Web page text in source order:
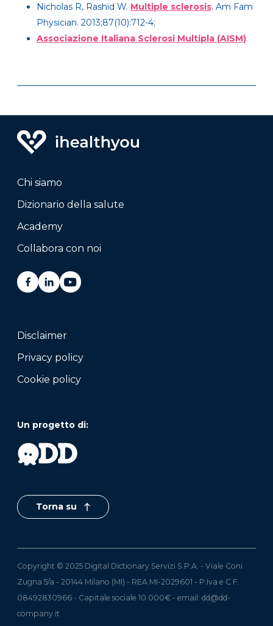
Nicholas R, Rashid W. Multiple sclerosis. Am Fam
Physician. 2013;87(10):712-4;
Associazione Italiana Sclerosi Multipla (AISM)
Chi siamo
Dizionario della salute
Academy
Collabora con noi
Disclaimer
Privacy policy
Cookie policy
Un progetto di:
Torna su
Copyright © 2025 Digital Dictionary Servizi S.P.A. - Viale Coni
Zugna 5/a - 20144 Milano (MI) - REA MI-2029601 - P.Iva e C.F.
08492830966 - Capitale sociale 10.000€ - email: dd@dd-
company.it